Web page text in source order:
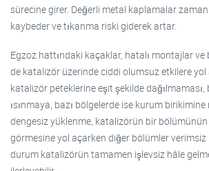
sürecine girer. Değerli metal kaplamalar
kaybeder ve tıkanma riski giderek artar.
Egzoz hattındaki kaçaklar, hatalı montajlar ve
de katalizör üzerinde ciddi olumsuz etkilere yol
katalizör peteklerine eşit şekilde dağılmaması,
ısınmaya, bazı bölgelerde ise kurum birikimine
dengesiz yüklenme, katalizörün bir bölümünün
görmesine yol açarken diğer bölümler verimsiz
durum katalizörün tamamen işlevsiz hâle